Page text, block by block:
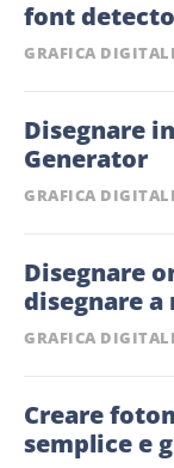
font
GRAFICA
Disegnare
Generator
GRAFICA
Disegnare
disegnare
GRAFICA
Creare
semplice e